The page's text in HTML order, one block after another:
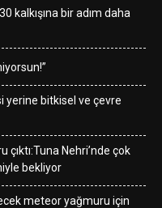
kalkışına bir adım daha
yerine bitkisel ve çevre
çıktı:Tuna Nehri’nde çok
bekliyor
meteor yağmuru için